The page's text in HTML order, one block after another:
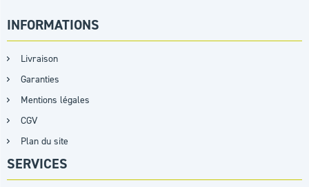
INFORMATIONS
Livraison
Garanties
Mentions légales
CGV
Plan du site
SERVICES